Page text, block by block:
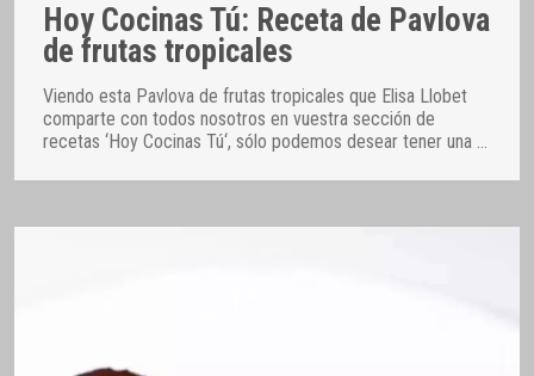
Hoy Cocinas Tú: Receta de Pavlova
de frutas tropicales
Viendo esta Pavlova de frutas tropicales que Elisa Llobet
comparte con todos nosotros en vuestra sección de
recetas ‘Hoy Cocinas Tú‘, sólo podemos desear tener una